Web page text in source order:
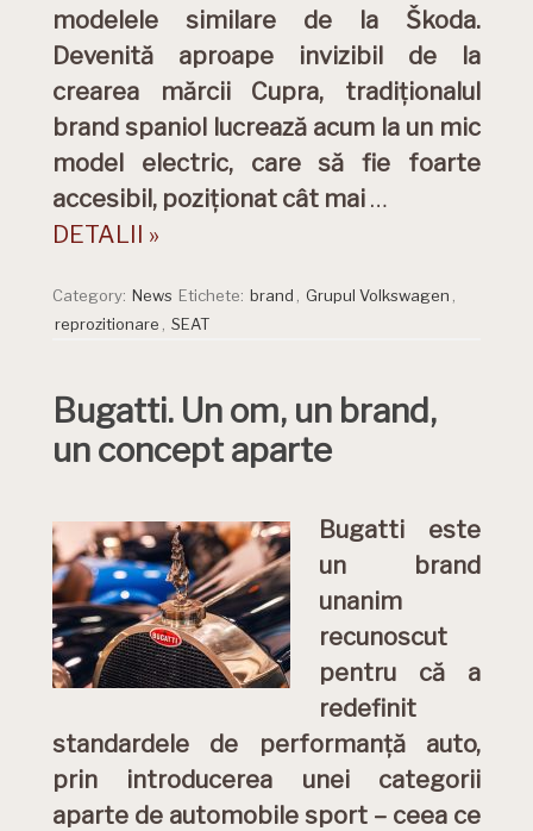
modelele similare de la Škoda.
Devenită aproape invizibil de la
crearea mărcii Cupra, tradiționalul
brand spaniol lucrează acum la un mic
model electric, care să fie foarte
accesibil, poziționat cât mai …
DETALII »
Category: News Etichete: brand Grupul Volkswagen
reprozitionare
SEAT
Bugatti. Un om, un brand,
un concept aparte
Bugatti este
un brand
unanim
recunoscut
pentru că a
redefinit
standardele de performanță auto,
prin introducerea unei categorii
aparte de automobile sport – ceea ce